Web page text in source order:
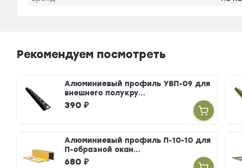
Рекомендуем посмотреть
Алюминиевый профиль УВП-09 для
внешнего полукру...
390 ₽
Алюминиевый профиль П-10-10 для
П-образной окан...
680 ₽